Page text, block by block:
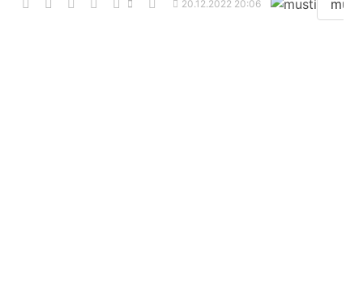
20.12.2022 20:06 musti